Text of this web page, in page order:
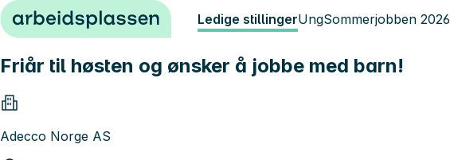
Hopp til innhold Ledige stillingerUngSommerjobben 2026
Friår til høsten og ønsker å jobbe med barn!
Adecco Norge AS